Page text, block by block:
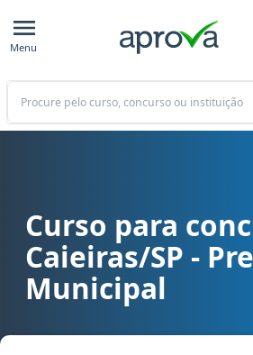
Menu
Buscar
Curso para concurso Caieiras/SP -
Curso para
Caieiras/SP -
Municipal